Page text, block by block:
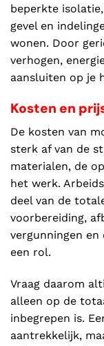
beperkte
gevel en
wonen. Door
verhogen,
aansluiten op je
Kosten en
De kosten van
sterk af van de
materialen, de
het werk.
deel van de
voorbereiding,
vergunningen
een rol.
Vraag daarom
alleen op de
inbegrepen is.
aantrekkelijk,